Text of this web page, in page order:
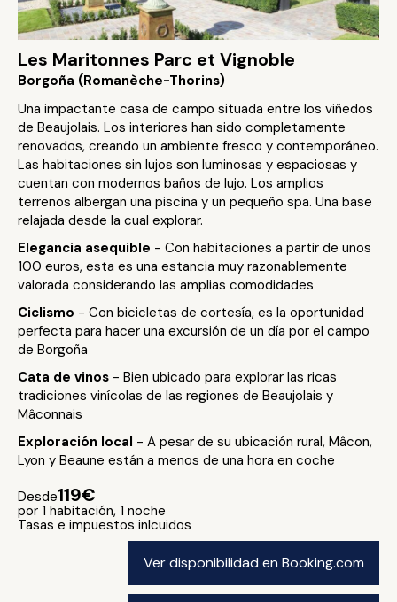
Les Maritonnes Parc et Vignoble
Borgoña (Romanèche-Thorins)
Una impactante casa de campo situada entre los viñedos
de Beaujolais. Los interiores han sido completamente
renovados, creando un ambiente fresco y contemporáneo.
Las habitaciones sin lujos son luminosas y espaciosas y
cuentan con modernos baños de lujo. Los amplios
terrenos albergan una piscina y un pequeño spa. Una base
relajada desde la cual explorar.
Elegancia asequible - Con habitaciones a partir de unos
100 euros, esta es una estancia muy razonablemente
valorada considerando las amplias comodidades
Ciclismo - Con bicicletas de cortesía, es la oportunidad
perfecta para hacer una excursión de un día por el campo
de Borgoña
Cata de vinos - Bien ubicado para explorar las ricas
tradiciones vinícolas de las regiones de Beaujolais y
Mâconnais
Exploración local - A pesar de su ubicación rural, Mâcon,
Lyon y Beaune están a menos de una hora en coche
Desde119€
por 1 habitación, 1 noche
Tasas e impuestos inlcuidos
Ver disponibilidad en Booking.com